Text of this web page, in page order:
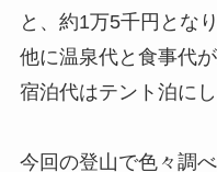
と、約1万5千円とな
他に温泉代と食事代
宿泊代はテント泊に
今回の登山で色々調